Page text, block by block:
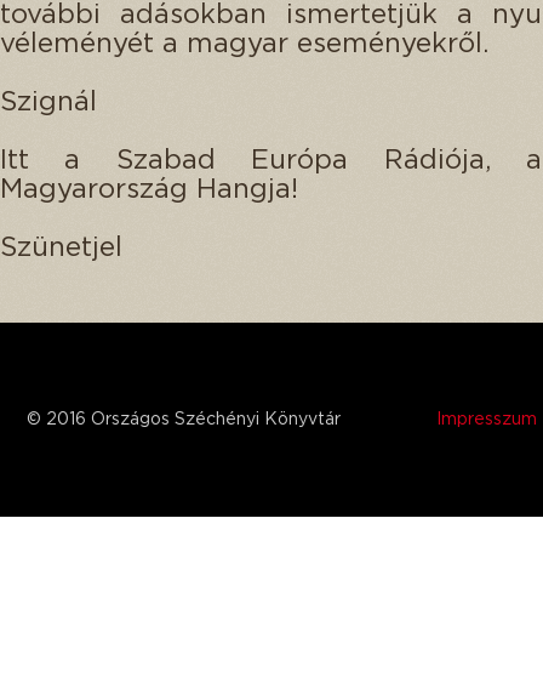
további adásokban ismertetjük a
véleményét a magyar eseményekről.
Szignál
Itt a Szabad Európa Rádiója, a
Magyarország Hangja!
Szünetjel
© 2016 Országos Széchényi Könyvtár Impresszum